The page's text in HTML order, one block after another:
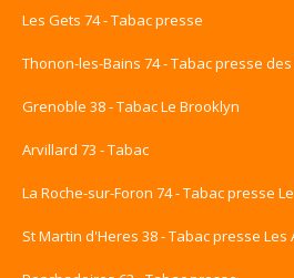
Les Gets 74 - Tabac presse
Thonon-les-Bains 74 - Tabac presse des
Grenoble 38 - Tabac Le Brooklyn
Arvillard 73 - Tabac
La Roche-sur-Foron 74 - Tabac presse
St Martin d'Heres 38 - Tabac presse Les